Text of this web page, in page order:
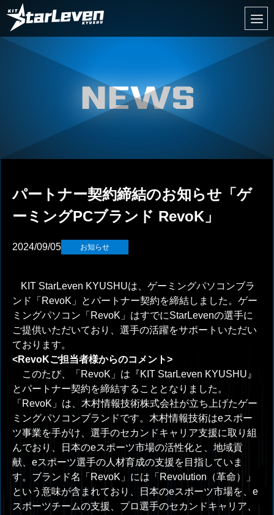
パートナー契約締結のお知らせ「ゲ
ーミングPCブランド RevoK」
2024/09/05 お知らせ
KIT StarLeven KYUSHUは、ゲーミングパソコンブラ
ンド「 RevoK 」とパートナー契約を締結しました。 ゲー
ミングパソコン「 RevoK 」はすでにStarLevenの選手に
ご提供いただいており、選手の活躍をサポートいただい
ております。
<RevoKご担当者様からのコメント>
このたび、「 RevoK 」は『KIT StarLeven KYUSHU 』
とパートナー契約を締結することとなりました。
「 RevoK 」は、木村情報技術株式会社が立ち上げたゲー
ミングパソコンブランドです。木村情報技術はeスポー
ツ事業を手がけ、選手のセカンドキャリア支援に取り組
んでおり、日本のeスポーツ市場の活性化と、地域貢
献、 eスポーツ選手の人材育成の支援を目指していま
す。ブランド名「 RevoK 」には「 Revolution （革命）」
という意味が含まれており、日本のeスポーツ市場を、 e
スポーツチームの支援、プロ選手のセカンドキャリア、